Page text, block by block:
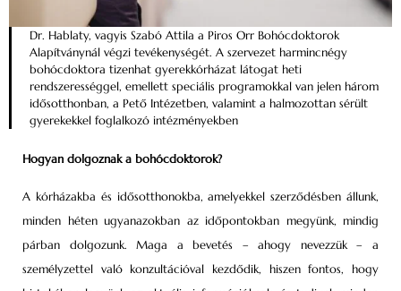
Dr. Hablaty, vagyis Szabó Attila a Piros Orr Bohóc­doktorok
Alapítványnál végzi tevékenységét. A szervezet harmincnégy
bohócdoktora tizenhat gyerek­kórházat látogat heti
rendszerességgel, emellett speciális programokkal van jelen három
idősotthonban, a Pető Intézetben, valamint a halmozottan sérült
gyerekekkel foglalkozó intézményekben
Hogyan dolgoznak a bohócdoktorok?
A kórházakba és idősotthonokba, amelyekkel szerződésben állunk,
minden héten ugyanazokban az időpontokban megyünk, mindig
párban dolgozunk. Maga a bevetés – ahogy nevezzük – a
személyzettel való konzultációval kezdődik, hiszen fontos, hogy